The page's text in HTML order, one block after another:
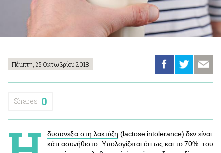
Πέμπτη, 25 Οκτωβρίου 2018
Shares: 0
δυσανεξία στη λακτόζη (lactose intolerance) δεν είναι
κάτι ασυνήθιστο. Υπολογίζεται ότι ως και το 70% του